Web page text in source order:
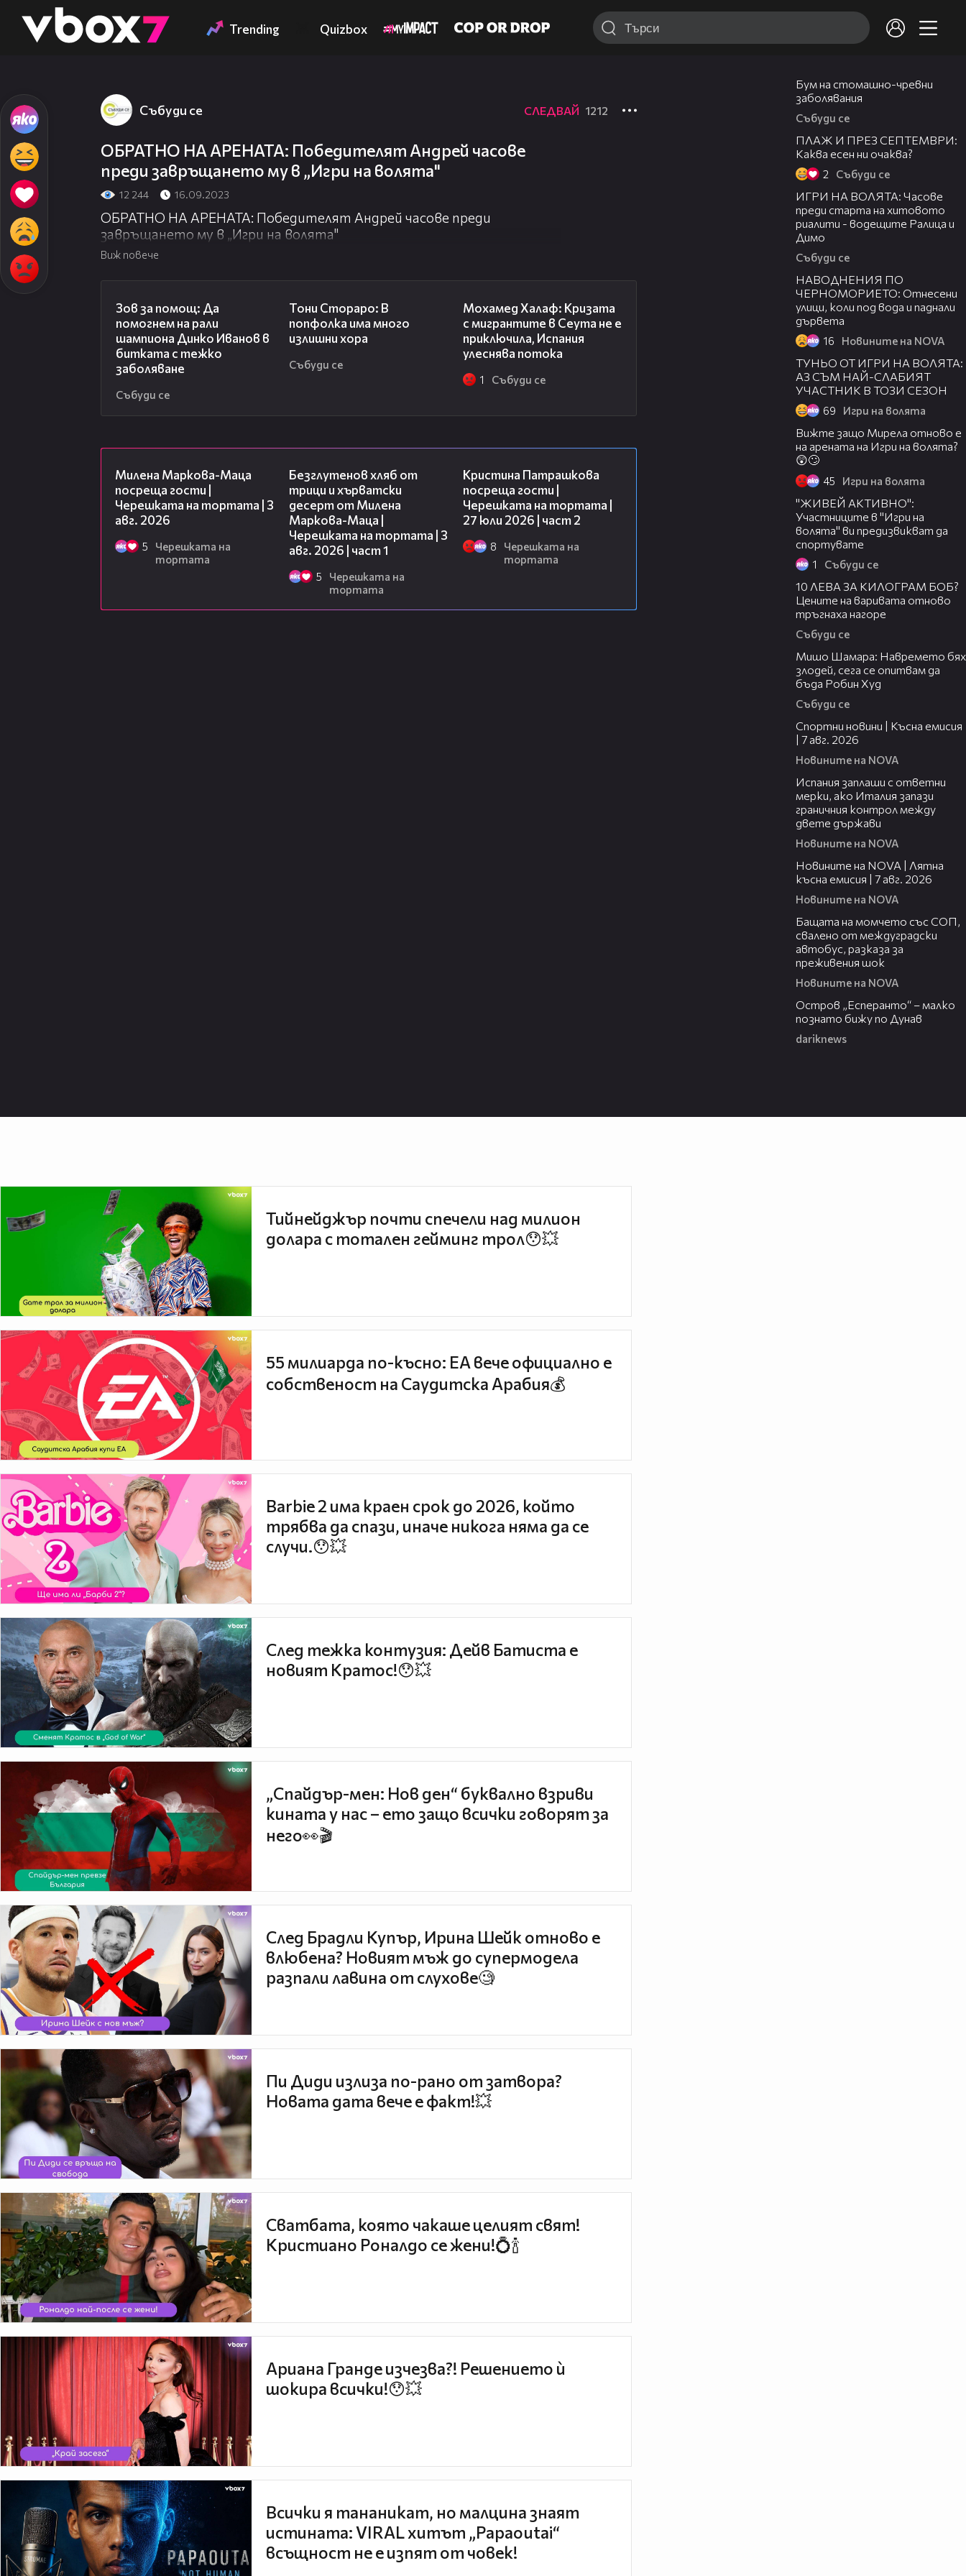
👾 Trending Quizbox
Събуди се СЛЕДВАЙ 1212
ОБРАТНО НА АРЕНАТА: Победителят Андрей часове
преди завръщането му в „Игри на волята"
12 244 16.09.2023
ОБРАТНО НА АРЕНАТА: Победителят Андрей часове преди
завръщането му в „Игри на волята"
Виж повече
Зов за помощ: Да
помогнем на рали
шампиона Динко Иванов в
битката с тежко
заболяване
Събуди се
Тони Стораро: В
попфолка има много
излишни хора
Събуди се
Мохамед Халаф: Кризата
с мигрантите в Сеута не е
приключила, Испания
улеснява потока
1 Събуди се
Милена Маркова-Маца
посреща гости |
Черешката на тортата | 3
авг. 2026
5
Черешката на
тортата
Безглутенов хляб от
трици и хърватски
десерт от Милена
Маркова-Маца |
Черешката на тортата | 3
авг. 2026 | част 1
5
Черешката на
тортата
Кристина Патрашкова
посреща гости |
Черешката на тортата |
27 юли 2026 | част 2
8
Черешката на
тортата
Бум на стомашно-чревни
заболявания
Събуди се
ПЛАЖ И ПРЕЗ СЕПТЕМВРИ:
Каква есен ни очаква?
2 Събуди се
ИГРИ НА ВОЛЯТА: Часове
преди старта на хитовото
риалити - водещите Ралица и
Димо
Събуди се
НАВОДНЕНИЯ ПО
ЧЕРНОМОРИЕТО: Отнесени
улици, коли под вода и паднали
дървета
16 Новините на NOVA
ТУНЬО ОТ ИГРИ НА ВОЛЯТА:
АЗ СЪМ НАЙ-СЛАБИЯТ
УЧАСТНИК В ТОЗИ СЕЗОН
69 Игри на волята
Вижте защо Мирела отново е
на арената на Игри на волята?
😲🙄
45 Игри на волята
"ЖИВЕЙ АКТИВНО":
Участниците в "Игри на
волята" ви предизвикват да
спортувате
1 Събуди се
10 ЛЕВА ЗА КИЛОГРАМ БОБ?
Цените на варивата отново
тръгнаха нагоре
Събуди се
Мишо Шамара: Навремето бях
злодей, сега се опитвам да
бъда Робин Худ
Събуди се
Спортни новини | Късна емисия
| 7 авг. 2026
Новините на NOVA
Испания заплаши с ответни
мерки, ако Италия запази
граничния контрол между
двете държави
Новините на NOVA
Новините на NOVA | Лятна
късна емисия | 7 авг. 2026
Новините на NOVA
Бащата на момчето със СОП,
свалено от междуградски
автобус, разказа за
преживения шок
Новините на NOVA
Остров „Есперанто“ – малко
познато бижу по Дунав
dariknews
Тийнейджър почти спечели над милион
долара с тотален гейминг трол😯💥
55 милиарда по-късно: EA вече официално е
собственост на Саудитска Арабия💰
Barbie 2 има краен срок до 2026, който
трябва да спази, иначе никога няма да се
случи.😯💥
След тежка контузия: Дейв Батиста е
новият Кратос!😯💥
„Спайдър-мен: Нов ден“ буквално взриви
кината у нас – ето защо всички говорят за
него👀🎬
След Брадли Купър, Ирина Шейк отново е
влюбена? Новият мъж до супермодела
разпали лавина от слухове🧐
Пи Диди излиза по-рано от затвора?
Новата дата вече е факт!💥
Сватбата, която чакаше целият свят!
Кристиано Роналдо се жени!💍🍾
Ариана Гранде изчезва?! Решението ѝ
шокира всички!😯💥
Всички я тананикат, но малцина знаят
истината: VIRAL хитът „Papaoutai“
всъщност не е изпят от човек!